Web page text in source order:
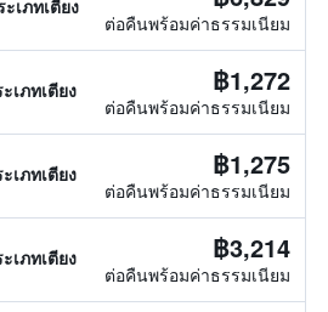
เภทเตียง
ต่อคืนพร้อมค่าธรรมเนียม
เภทเตียง ฿1,272
ต่อคืนพร้อมค่าธรรมเนียม
เภทเตียง ฿1,275
ต่อคืนพร้อมค่าธรรมเนียม
เภทเตียง ฿3,214
ต่อคืนพร้อมค่าธรรมเนียม